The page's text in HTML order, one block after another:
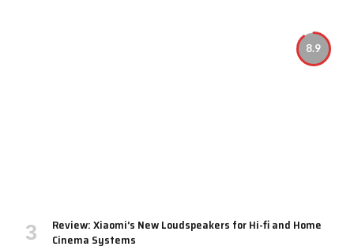
8.9
Review: Xiaomi’s New Loudspeakers for Hi-fi and Home
Cinema Systems